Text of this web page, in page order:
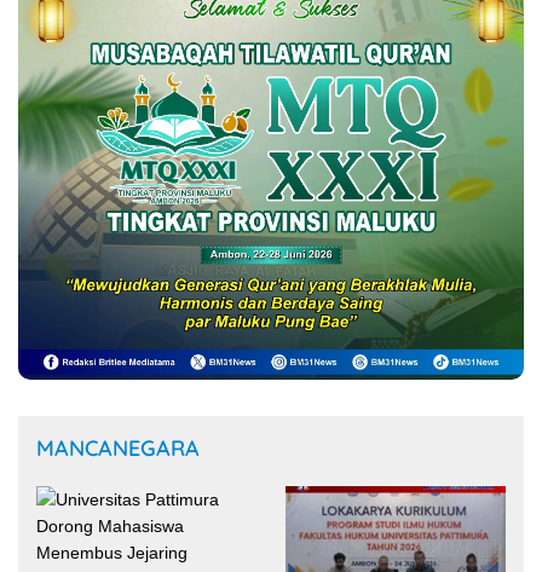
MANCANEGARA